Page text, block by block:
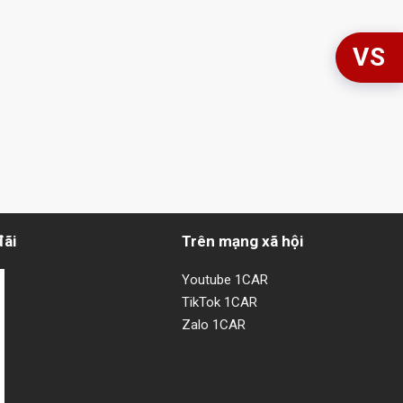
Trên mạng xã hội
Youtube 1CAR
TikTok 1CAR
Zalo 1CAR
VS